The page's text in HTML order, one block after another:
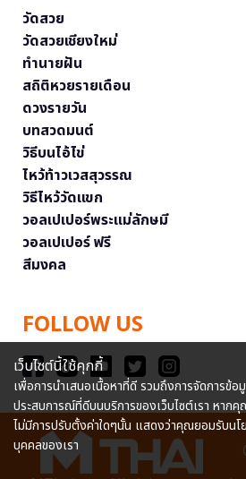
วัดสวย
วัดสวยเชียงใหม่
ทำนายฝัน
สถิติหวยรายเดือน
ดวงรายวัน
บทสวดมนต์
วิธีบนไอ้ไข่
ไหว้ท้าวเวสสุวรรณ
วิธีไหว้วัดแขก
วอลเปเปอร์พระแม่ลักษมี
วอลเปเปอร์ ฟรี
สีมงคล
FOLLOW US
เว็บไซต์นี้ใช้คุกกี้
เพื่อการนำเสนอเนื้อหาที่ดี รวมถึงการจัดการข้
ประสบการณ์ที่ดีบนบริการของเว็บไซต์เรา หากคุ
ไม่มีการปรับตั้งค่าใดๆนั้น แสดงว่าคุณยอมรับนโ
บุคคลของเรา